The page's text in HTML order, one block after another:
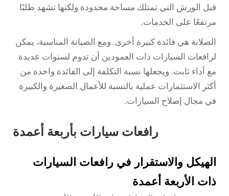
قبل الورش التي تمتلك مساحة محدودة ولكنها تشهد طلبًا
مرتفعًا على الخدمات.
الصلابة هي فائدة كبيرة أخرى. ومع الصيانة المناسبة، يمكن
لرافعات السيارات ذات العمودين أن تدوم لسنوات عديدة
مع أداء ثابت. ويجعلها نسبة التكلفة إلى الفائدة واحدة من
أكثر الاستثمارات عملية بالنسبة للأعمال الصغيرة والكبيرة
في مجال إصلاح السيارات.
رافعات سيارات بأربعة أعمدة
الهيكل والاستقرار في رافعات السيارات
ذات الأربعة أعمدة